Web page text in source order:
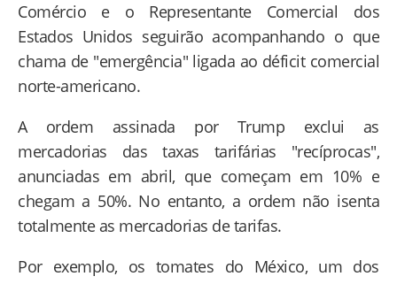
Comércio e o Representante Comercial dos
Estados Unidos seguirão acompanhando o que
chama de "emergência" ligada ao déficit comercial
norte-americano.
A ordem assinada por Trump exclui as
mercadorias das taxas tarifárias "recíprocas",
anunciadas em abril, que começam em 10% e
chegam a 50%. No entanto, a ordem não isenta
totalmente as mercadorias de tarifas.
Por exemplo, os tomates do México, um dos